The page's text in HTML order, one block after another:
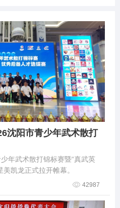
沈阳市青少年武术散打
年武术散打锦标赛暨“真武英
凯龙正式拉开帷幕。
42987